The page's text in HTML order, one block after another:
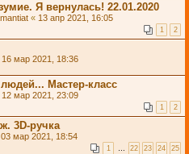
Я вернулась! 22.01.2020
« 13 апр 2021, 16:05
1 2
16 мар 2021, 18:36
Мастер-класс
12 мар 2021, 23:09
1 2
3D-ручка
03 мар 2021, 18:54
1 … 22 23 24 25